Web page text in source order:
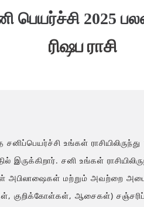
பெயர்ச்சி 2025
ரிஷப ராசி
உங்கள்
சனி உங்கள்
அபிலாஷைகள் மற்றும் அவற்றை
குறிக்கோள்கள், ஆசைகள்)